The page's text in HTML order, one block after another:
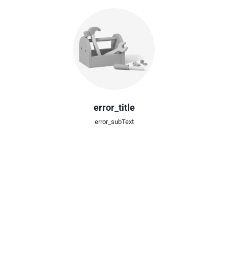
error_title
error_subText